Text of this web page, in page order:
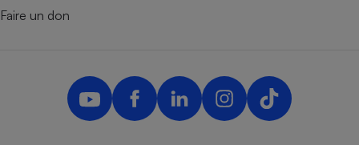
Faire un don